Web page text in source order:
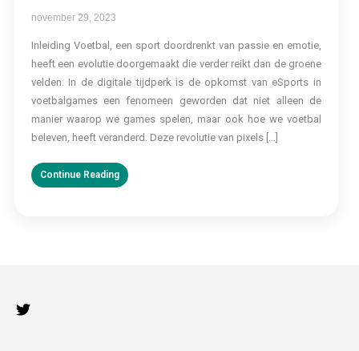
november 29, 2023
Inleiding Voetbal, een sport doordrenkt van passie en emotie,
heeft een evolutie doorgemaakt die verder reikt dan de groene
velden. In de digitale tijdperk is de opkomst van eSports in
voetbalgames een fenomeen geworden dat niet alleen de
manier waarop we games spelen, maar ook hoe we voetbal
beleven, heeft veranderd. Deze revolutie van pixels […]
Continue Reading